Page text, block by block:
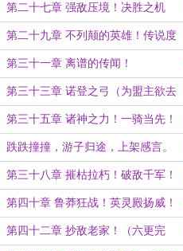
第二十七章 强敌压境！决胜之机
（新年加更）
第二十九章 不列颠的英雄！传说度
第三十一章 离谱的传闻！
第三十三章 诺登之弓（为盟主欲去
九幽寻人加更！）
第三十五章 诸神之力！一骑当先！
跌跌撞撞，游子归途，上架感言。
第三十八章 摧枯拉朽！破敌千军！
第四十章 鲁莽狂战！英灵殿扬威！
求月票
第四十二章 抄敌老家！（六更完